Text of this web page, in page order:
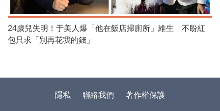
24歲兒失明！于美人爆「他在飯店掃廁所」維生 不盼紅
包只求「別再花我的錢」
隱私 聯絡我們 著作權保護